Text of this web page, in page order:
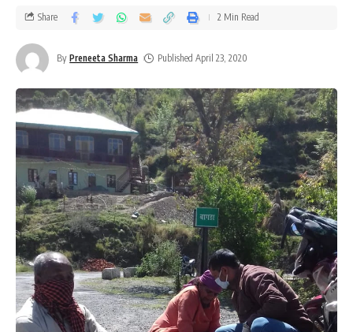
By Preneeta Sharma Published April 23, 2020
Share 2 Min Read